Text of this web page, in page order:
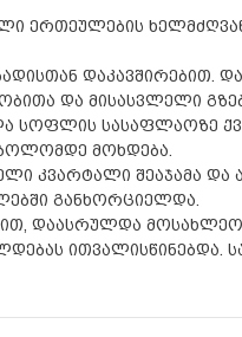
ერთეულების
დაკავშირებით.
და მისასვლელი
სოფლის სასაფლაოზე
მოხდება.
კვარტალი შეაჯამა
განხორციელდა.
დაასრულდა
ითვალისწინებდა.